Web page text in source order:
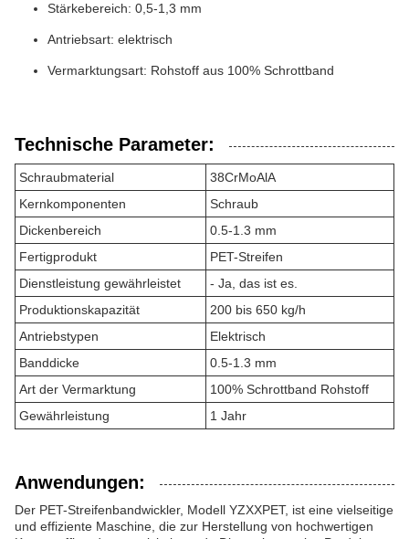
Stärkebereich: 0,5-1,3 mm
Antriebsart: elektrisch
Vermarktungsart: Rohstoff aus 100% Schrottband
Technische Parameter:
Schraubmaterial
38CrMoAlA
Kernkomponenten
Schraub
Dickenbereich
0.5-1.3 mm
Fertigprodukt
PET-Streifen
Dienstleistung gewährleistet
- Ja, das ist es.
Produktionskapazität
200 bis 650 kg/h
Antriebstypen
Elektrisch
Banddicke
0.5-1.3 mm
Art der Vermarktung
100% Schrottband Rohstoff
Gewährleistung
1 Jahr
Anwendungen:
Der PET-Streifenbandwickler, Modell YZXXPET, ist eine vielseitige
und effiziente Maschine, die zur Herstellung von hochwertigen